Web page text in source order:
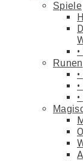
Spiele
Runen